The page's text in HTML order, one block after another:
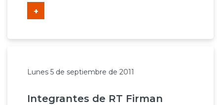
+
Lunes 5 de septiembre de 2011
Integrantes de RT Firman